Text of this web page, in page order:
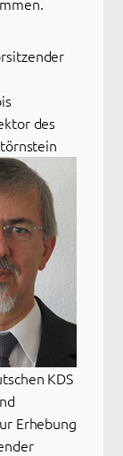
des
KDS
Erhebung